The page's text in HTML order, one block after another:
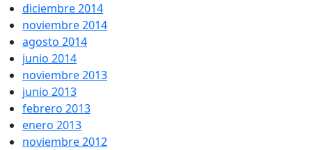
diciembre 2014
noviembre 2014
agosto 2014
junio 2014
noviembre 2013
junio 2013
febrero 2013
enero 2013
noviembre 2012